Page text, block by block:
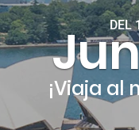
DEL
¡Viaja al